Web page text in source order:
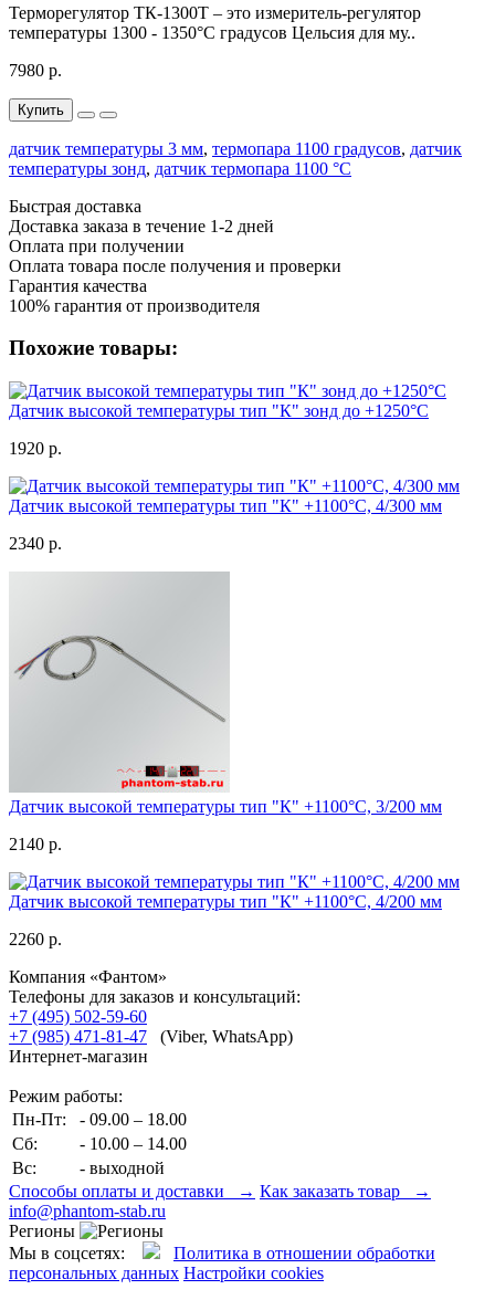
Терморегулятор ТК-1300Т – это измеритель-регулятор
температуры 1300 - 1350°C градусов Цельсия для му..
7980 р.
Купить
датчик температуры 3 мм, термопара 1100 градусов, датчик
температуры зонд, датчик термопара 1100 °C
Быстрая доставка
Доставка заказа в течение 1-2 дней
Оплата при получении
Оплата товара после получения и проверки
Гарантия качества
100% гарантия от производителя
Похожие товары:
Датчик высокой температуры тип "К" зонд до +1250°C
1920 р.
Датчик высокой температуры тип "К" +1100°C, 4/300 мм
2340 р.
Датчик высокой температуры тип "К" +1100°C, 3/200 мм
2140 р.
Датчик высокой температуры тип "К" +1100°C, 4/200 мм
2260 р.
Компания «Фантом»
Телефоны для заказов и консультаций:
+7 (495) 502-59-60
+7 (985) 471-81-47 (Viber, WhatsApp)
Интернет-магазин
Режим работы:
Пн-Пт:
- 09.00 – 18.00
Сб:
- 10.00 – 14.00
Вс:
- выходной
Способы оплаты и доставки → Как заказать товар →
info@phantom-stab.ru
Регионы
Мы в соцсетях:
Политика в отношении обработки
персональных данных Настройки cookies